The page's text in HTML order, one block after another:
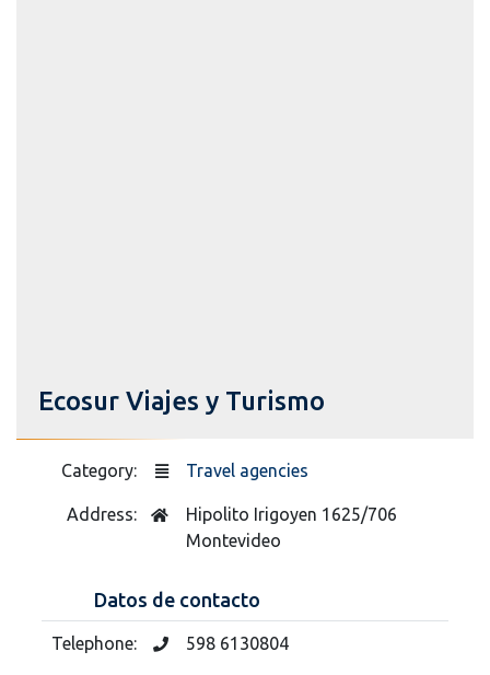
Ecosur Viajes y Turismo
Category: Travel agencies
Address:
Hipolito Irigoyen 1625/706
Montevideo
Datos de contacto
Telephone: 598 6130804